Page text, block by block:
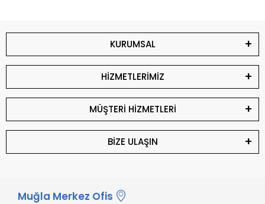
KURUMSAL
HİZMETLERİMİZ
MÜŞTERİ HİZMETLERİ
BİZE ULAŞIN
Muğla Merkez Ofis